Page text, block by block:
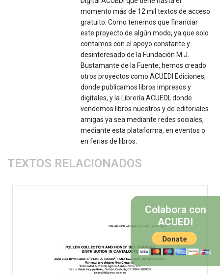
momento más de 12 mil textos de acceso
gratuito. Como tenemos que financiar
este proyecto de algún modo, ya que solo
contamos con el apoyo constante y
desinteresado de la Fundación M.J.
Bustamante de la Fuente, hemos creado
otros proyectos como ACUEDI Ediciones,
donde publicamos libros impresos y
digitales, y la Librería ACUEDI, donde
vendemos libros nuestros y de editoriales
amigas ya sea mediante redes sociales,
mediante esta plataforma, en eventos o
en ferias de libros.
TEXTOS RELACIONADOS
Colabora con
ACUEDI